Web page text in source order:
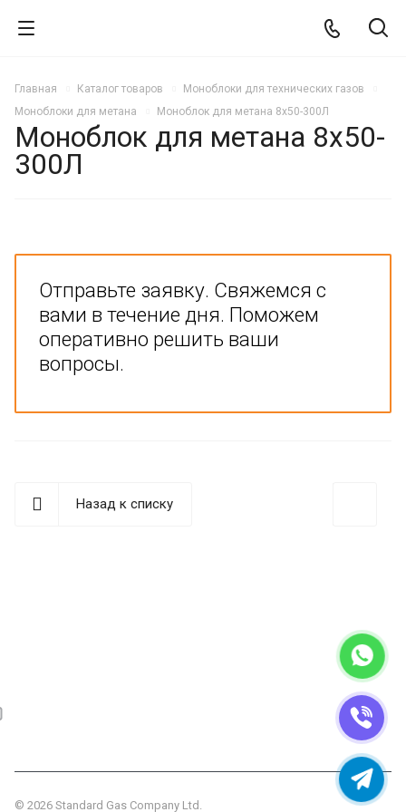
Главная Каталог товаров
Моноблоки для технических газов
Моноблоки для метана
Моноблок для метана 8х50-300Л
Моноблок для метана 8х50-
300Л
Отправьте заявку. Свяжемся с
вами в течение дня. Поможем
оперативно решить ваши
вопросы.
Назад к списку
© 2026 Standard Gas Company Ltd.